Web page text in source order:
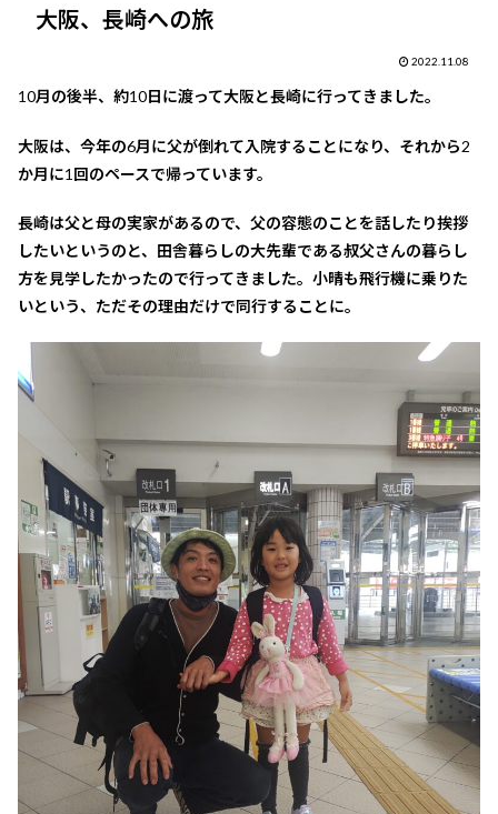
大阪、長崎への旅
2022.11.08
10月の後半、約10日に渡って大阪と長崎に行ってきました。
大阪は、今年の6月に父が倒れて入院することになり、それから2
か月に1回のペースで帰っています。
長崎は父と母の実家があるので、父の容態のことを話したり挨拶
したいというのと、田舎暮らしの大先輩である叔父さんの暮らし
方を見学したかったので行ってきました。小晴も飛行機に乗りた
いという、ただその理由だけで同行することに。